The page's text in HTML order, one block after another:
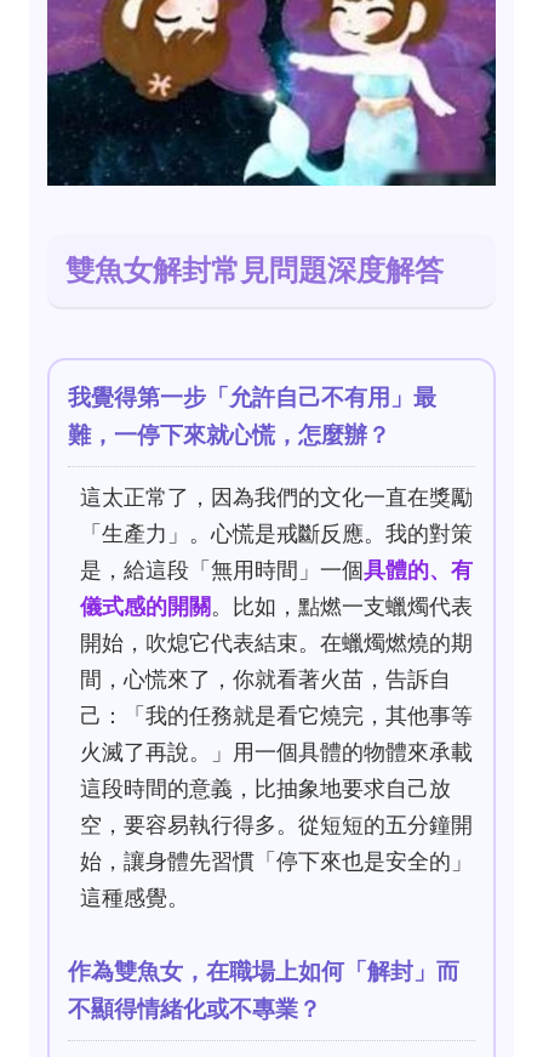
雙魚女解封常見問題深度解答
我覺得第一步「允許自己不有用」最
難，一停下來就心慌，怎麼辦？
這太正常了，因為我們的文化一直在獎勵
「生產力」。心慌是戒斷反應。我的對策
是，給這段「無用時間」一個具體的、有
儀式感的開關。比如，點燃一支蠟燭代表
開始，吹熄它代表結束。在蠟燭燃燒的期
間，心慌來了，你就看著火苗，告訴自
己：「我的任務就是看它燒完，其他事等
火滅了再說。」用一個具體的物體來承載
這段時間的意義，比抽象地要求自己放
空，要容易執行得多。從短短的五分鐘開
始，讓身體先習慣「停下來也是安全的」
這種感覺。
作為雙魚女，在職場上如何「解封」而
不顯得情緒化或不專業？